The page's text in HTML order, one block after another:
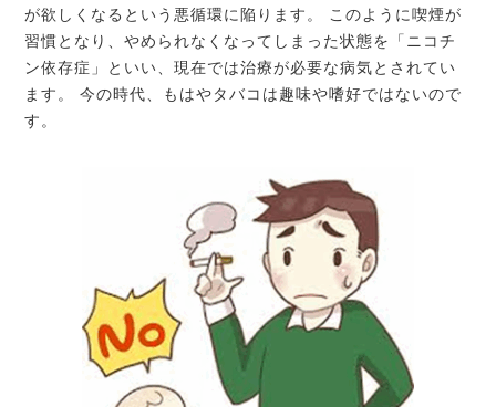
が欲しくなるという悪循環に陥ります。 このように喫煙が
習慣となり、やめられなくなってしまった状態を「ニコチ
ン依存症」といい、現在では治療が必要な病気とされてい
ます。 今の時代、もはやタバコは趣味や嗜好ではないので
す。